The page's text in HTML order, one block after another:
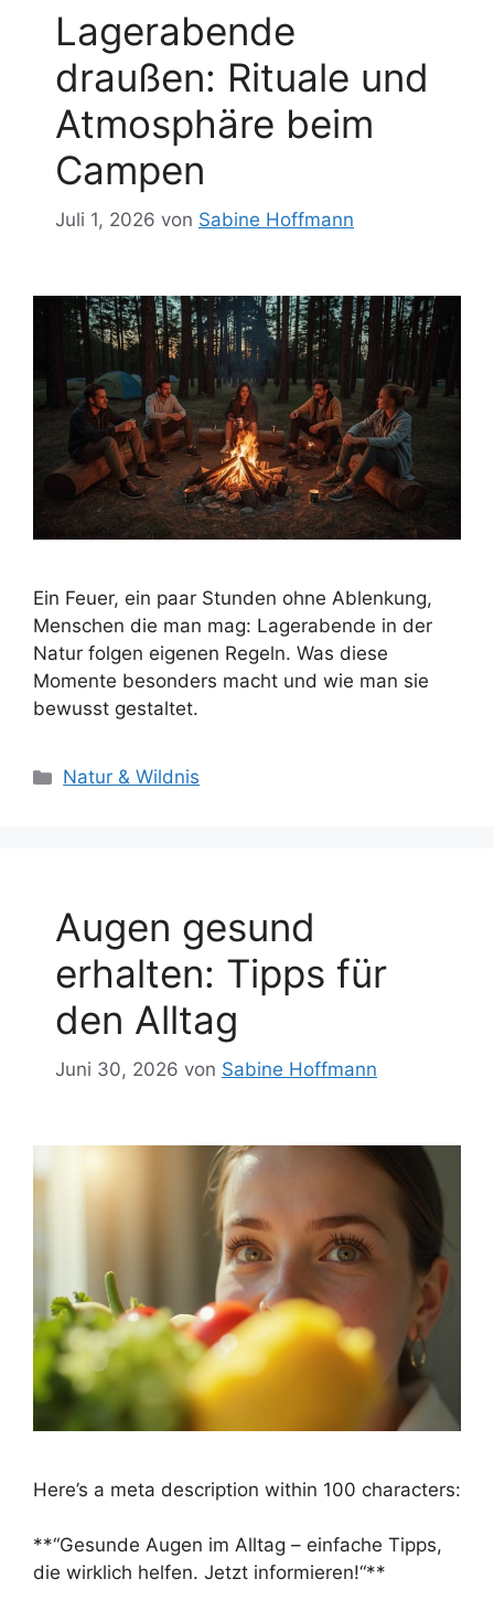
Lagerabende
draußen: Rituale und
Atmosphäre beim
Campen
Juli 1, 2026 von Sabine Hoffmann
Ein Feuer, ein paar Stunden ohne Ablenkung,
Menschen die man mag: Lagerabende in der
Natur folgen eigenen Regeln. Was diese
Momente besonders macht und wie man sie
bewusst gestaltet.
Kategorien
Natur & Wildnis
Augen gesund
erhalten: Tipps für
den Alltag
Juni 30, 2026 von Sabine Hoffmann
Here’s a meta description within 100 characters:
**“Gesunde Augen im Alltag – einfache Tipps,
die wirklich helfen. Jetzt informieren!“**